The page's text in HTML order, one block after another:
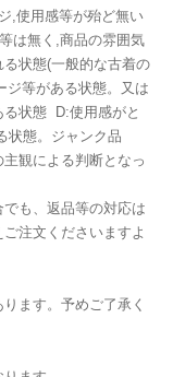
,使用感等が殆ど無い
は無く,商品の雰囲気
状態(一般的な古着の
等がある状態。又は
状態 D:使用感がと
状態。ジャンク品
観による判断となっ
も、返品等の対応は
注文くださいますよ
ます。予めご了承く